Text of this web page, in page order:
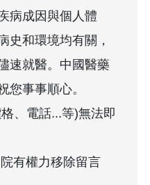
病成因與個人體
史和環境均有關，
速就醫。中國醫藥
您事事順心。
、電話...等)無法即
有權力移除留言